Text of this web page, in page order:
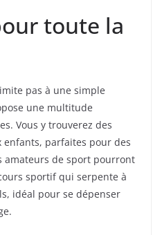
toute la
pas à une simple
une multitude
Vous y trouverez des
enfants, parfaites pour des
amateurs de sport pourront
sportif qui serpente à
idéal pour se dépenser